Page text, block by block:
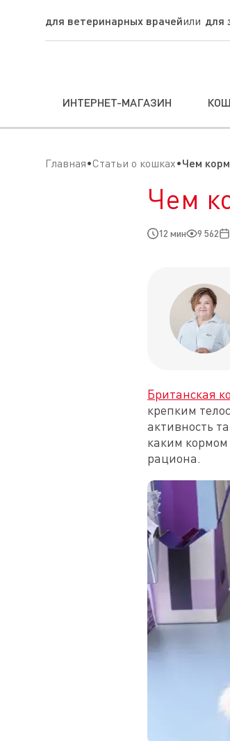
для ветеринарных врачей для
ИНТЕРНЕТ-МАГАЗИН
Главная Статьи о кошках Чем
Чем
12 мин 9 562
Британская
крепким
активность
каким
рациона.